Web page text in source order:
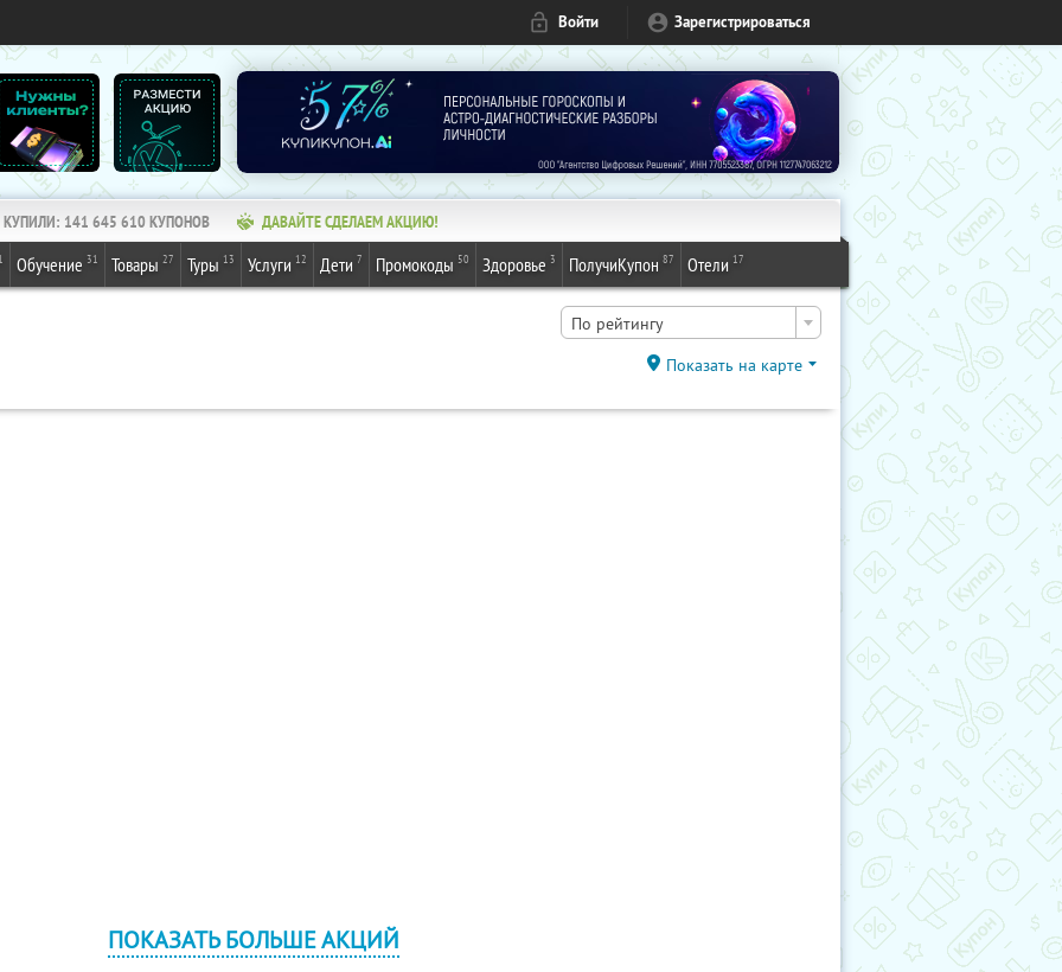
Войти Зарегистрироваться
КУПИЛИ: 141 645 610КУПОНОВ ДАВАЙТЕ СДЕЛАЕМ АКЦИЮ!
1 Обучение 31 Товары 27 Туры 13 Услуги 12 Дети 7 Промокоды 50 Здоровье 3 ПолучиКупон 87 Отели 17
По рейтингу
Показать на карте
ПОКАЗАТЬ БОЛЬШЕ АКЦИЙ